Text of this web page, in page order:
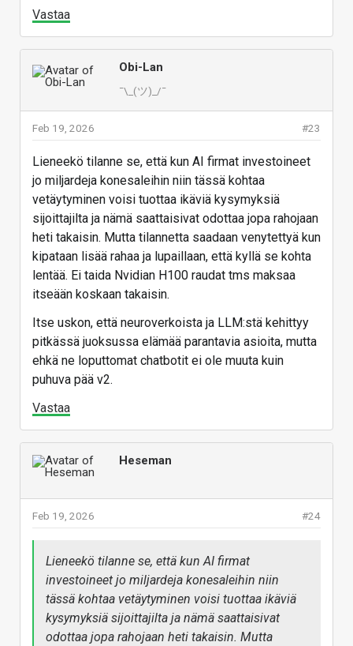
Vastaa
Obi-Lan
¯\_(ツ)_/¯
#23
Feb 19, 2026
Lieneekö tilanne se, että kun AI firmat investoineet
jo miljardeja konesaleihin niin tässä kohtaa
vetäytyminen voisi tuottaa ikäviä kysymyksiä
sijoittajilta ja nämä saattaisivat odottaa jopa rahojaan
heti takaisin. Mutta tilannetta saadaan venytettyä kun
kipataan lisää rahaa ja lupaillaan, että kyllä se kohta
lentää. Ei taida Nvidian H100 raudat tms maksaa
itseään koskaan takaisin.
Itse uskon, että neuroverkoista ja LLM:stä kehittyy
pitkässä juoksussa elämää parantavia asioita, mutta
ehkä ne loputtomat chatbotit ei ole muuta kuin
puhuva pää v2.
Vastaa
Heseman
#24
Feb 19, 2026
Lieneekö tilanne se, että kun AI firmat
investoineet jo miljardeja konesaleihin niin
tässä kohtaa vetäytyminen voisi tuottaa ikäviä
kysymyksiä sijoittajilta ja nämä saattaisivat
odottaa jopa rahojaan heti takaisin. Mutta